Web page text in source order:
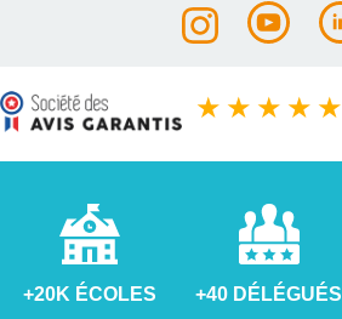
★ ★ ★ ★ ★
+20K ÉCOLES +40 DÉLÉGUÉS